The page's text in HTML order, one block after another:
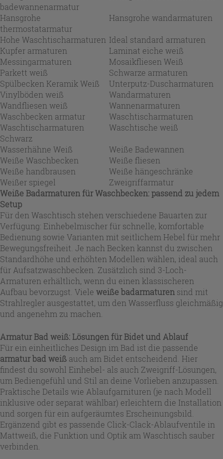
badewannenarmatur
Hansgrohe
thermostatarmatur
Hansgrohe wandarmaturen
Hohe Waschtischarmaturen Ideal standard armaturen
Kupfer armaturen
Laminat eiche weiß
Messingarmaturen
Mosaikfliesen Weiß
Parkett weiß
Schwarze armaturen
Spülbecken Keramik Weiß
Unterputz-Duscharmaturen
Vinylböden weiß
Wandarmaturen
Wandfliesen weiß
Wannenarmaturen
Waschbecken armatur
Waschtischarmaturen
Waschtischarmaturen
Schwarz
Waschtische weiß
Wasserhähne Weiß
Weiße Badewannen
Weiße Waschbecken
Weiße fliesen
Weiße handbrausen
Weiße hängeschränke
Weißer spiegel
Zweigriffarmatur
Weiße Badarmaturen für Waschbecken: passend zu jedem
Setup
Für den Waschtisch stehen verschiedene Bauarten zur
Verfügung: Einhebelmischer für schnelle, komfortable
Bedienung sowie Varianten mit seitlichem Hebel für mehr
Bewegungsfreiheit. Je nach Becken kannst du zwischen
Standardhöhe und erhöhten Modellen wählen, ideal auch
für Aufsatzwaschbecken. Zusätzlich sind 3-Loch-
Armaturen erhältlich, wenn du einen klassischeren
Aufbau bevorzugst. Viele weiße badarmaturen sind mit
Strahlregler ausgestattet, um den Wasserfluss gleichmäßig
und angenehm zu machen.
Armatur Bad weiß: Lösungen für Bidet und Ablauf
Für ein einheitliches Design im Bad ist die passende
armatur bad weiß auch am Bidet entscheidend. Hier
findest du sowohl Einhebel- als auch Zweigriff-Lösungen,
um Bediengefühl und Stil an deine Vorlieben anzupassen.
Praktische Details wie Ablaufgarnituren (je nach Modell
inklusive oder separat wählbar) erleichtern die Installation
und sorgen für ein aufgeräumtes Erscheinungsbild.
Ergänzend gibt es passende Click-Clack-Ablaufventile in
Mattweiß, die Funktion und Optik am Waschtisch sauber
verbinden.